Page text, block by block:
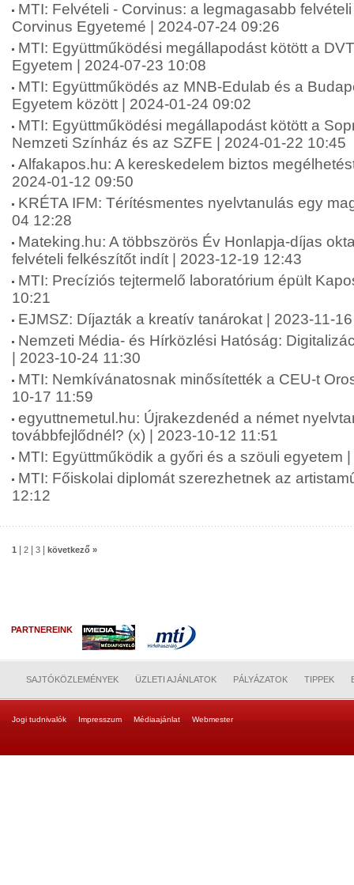
MTI: Felvételi - Corvinus: a legmagasabb
Corvinus Egyetemé | 2024-07-24 09:26
MTI: Együttműködési megállapodást kötött a
Egyetem | 2024-07-23 10:08
MTI: Együttműködés az MNB-Edulab és a
Egyetem között | 2024-01-24 09:02
MTI: Együttműködési megállapodást kötött a
Nemzeti Színház és az SZFE | 2024-01-22 10:45
Alfakapos.hu: A kereskedelem biztos
2024-01-12 09:50
KRÉTA IFM: Térítésmentes nyelvtanulás egy
04 12:28
Mateking.hu: A többszörös Év Honlapja-díjas
felvételi felkészítőt indít | 2023-12-19 12:43
MTI: Precíziós tejtermelő laboratórium épült
10:21
EJMSZ: Díjazták a kreatív tanárokat | 2023-11-
Nemzeti Média- és Hírközlési Hatóság:
| 2023-10-24 11:30
MTI: Nemkívánatosnak minősítették a CEU-t
10-17 11:59
egyuttnemetul.hu: Újrakezdenéd a német
továbbfejlődnél? (x) | 2023-10-12 11:51
MTI: Együttműködik a győri és a szöuli egyetem
MTI: Főiskolai diplomát szerezhetnek az
12:12
1 2 3 következő »
PARTNEREINK
SAJTÓKÖZLEMÉNYEK ÜZLETI AJÁNLATOK PÁLYÁZATOK TIPPEK
Jogi tudnivalók Impresszum Médiaajánlat Webmester